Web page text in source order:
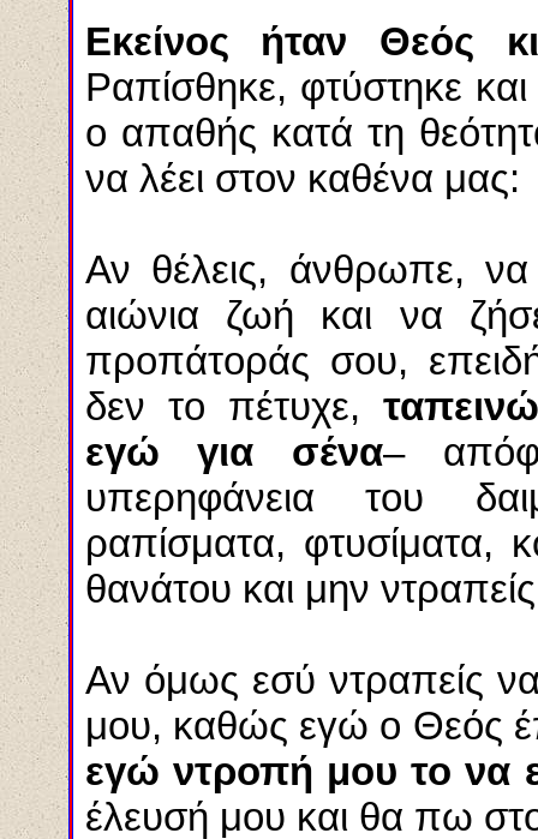
Εκείνος ήταν Θεός
Ραπίσθηκε, φτύστηκε
ο απαθής κατά τη
να λέει στον καθένα μας:
Αν θέλεις, άνθρωπε, να
αιώνια ζωή και να
προπάτοράς σου,
δεν το πέτυχε,
εγώ για σένα–
υπερηφάνεια του
ραπίσματα, φτυσίματα,
θανάτου και μην
Αν όμως εσύ ντραπείς
μου, καθώς εγώ ο Θεός
εγώ ντροπή μου το να
έλευσή μου και θα πω